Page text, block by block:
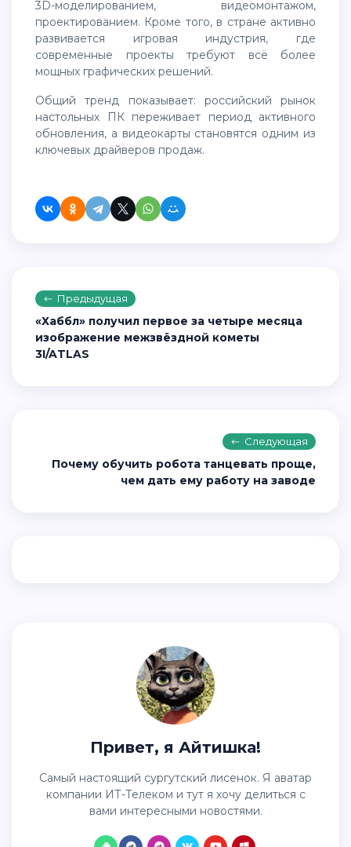
3D-моделированием, видеомонтажом,
проектированием. Кроме того, в стране активно
развивается игровая индустрия, где
современные проекты требуют всё более
мощных графических решений.
Общий тренд показывает: российский рынок
настольных ПК переживает период активного
обновления, а видеокарты становятся одним из
ключевых драйверов продаж.
Предыдущая
«Хаббл» получил первое за четыре месяца
изображение межзвёздной кометы
3I/ATLAS
Следующая
Почему обучить робота танцевать проще,
чем дать ему работу на заводе
Привет, я Айтишка!
Самый настоящий сургутский лисенок. Я аватар
компании ИТ-Телеком и тут я хочу делиться с
вами интересными новостями.